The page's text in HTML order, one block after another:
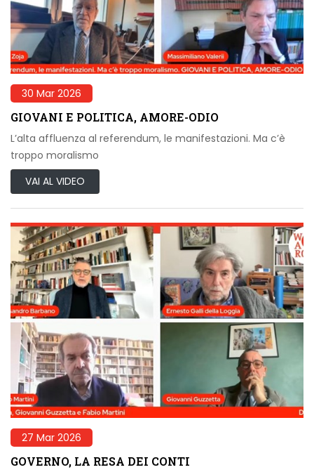
30 Mar 2026
GIOVANI E POLITICA, AMORE-ODIO
L’alta affluenza al referendum, le manifestazioni. Ma c’è
troppo moralismo
VAI AL VIDEO
27 Mar 2026
GOVERNO, LA RESA DEI CONTI